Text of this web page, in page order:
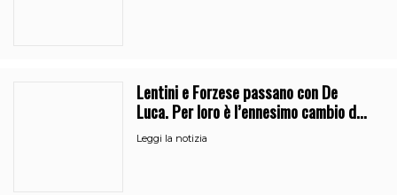
Lentini e Forzese passano con De
Luca. Per loro è l’ennesimo cambio di
partito
Leggi la notizia